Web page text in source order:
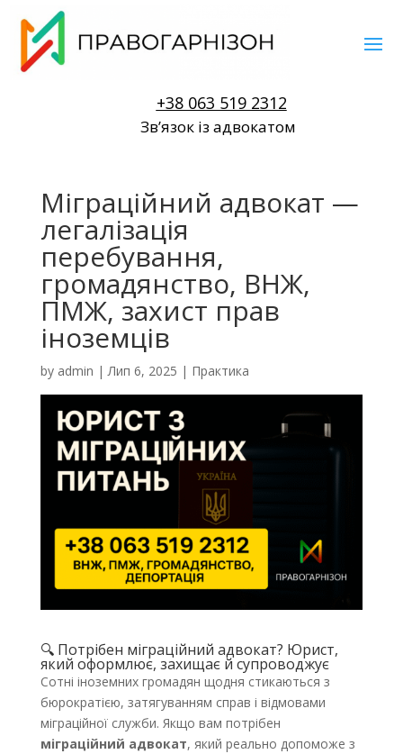
+38 063 519 2312
Звʼязок із адвокатом
Міграційний адвокат —
легалізація
перебування,
громадянство, ВНЖ,
ПМЖ, захист прав
іноземців
by admin |Лип 6, 2025 | Практика
🔍 Потрібен міграційний адвокат? Юрист,
який оформлює, захищає й супроводжує
Сотні іноземних громадян щодня стикаються з
бюрократією, затягуванням справ і відмовами
міграційної служби. Якщо вам потрібен
міграційний адвокат, який реально допоможе з